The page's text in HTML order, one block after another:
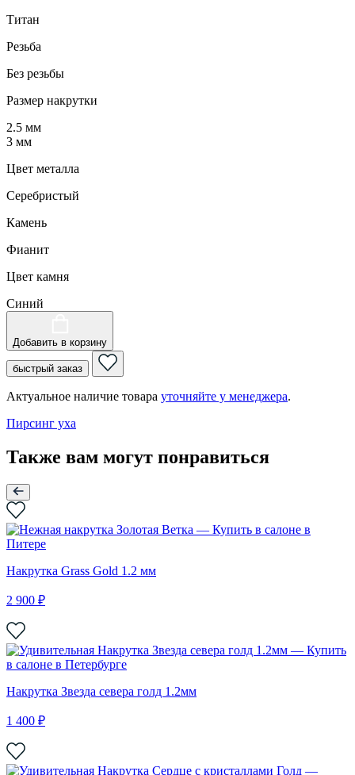
Титан
Резьба
Без резьбы
Размер накрутки
2.5 мм
3 мм
Цвет металла
Серебристый
Камень
Фианит
Цвет камня
Синий
Добавить в корзину
быстрый заказ
Актуальное наличие товара уточняйте у менеджера.
Пирсинг уха
Также вам могут понравиться
Накрутка Grass Gold 1.2 мм
2 900 ₽
Накрутка Звезда севера голд 1.2мм
1 400 ₽